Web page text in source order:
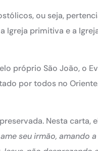
ou seja,
Igreja primitiva e a
próprio São João, o
por todos no
Nesta carta,
seu irmão, amando